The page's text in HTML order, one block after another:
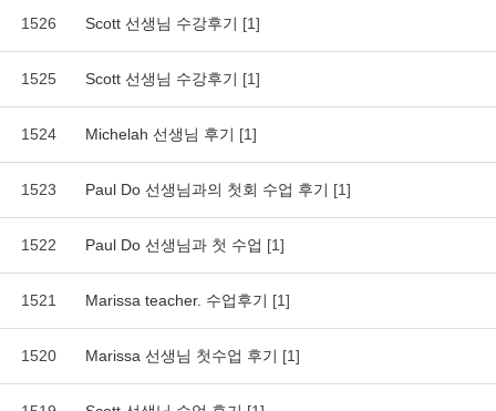
1526 Scott 선생님 수강후기 [1]
1525 Scott 선생님 수강후기 [1]
1524 Michelah 선생님 후기 [1]
1523 Paul Do 선생님과의 첫회 수업 후기 [1]
1522 Paul Do 선생님과 첫 수업 [1]
1521 Marissa teacher. 수업후기 [1]
1520 Marissa 선생님 첫수업 후기 [1]